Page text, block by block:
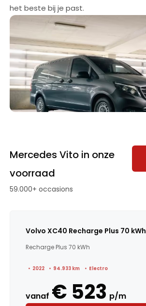
het beste bij je past.
Mercedes Vito in onze
voorraad
59.000+ occasions
Volvo XC40 Recharge Plus 70 kWh
Recharge Plus 70 kWh
2022 94.933 km Electro
vanaf € 523 p/m